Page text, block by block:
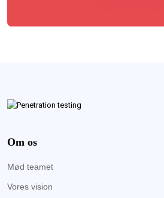
Om os
Mød teamet
Vores vision